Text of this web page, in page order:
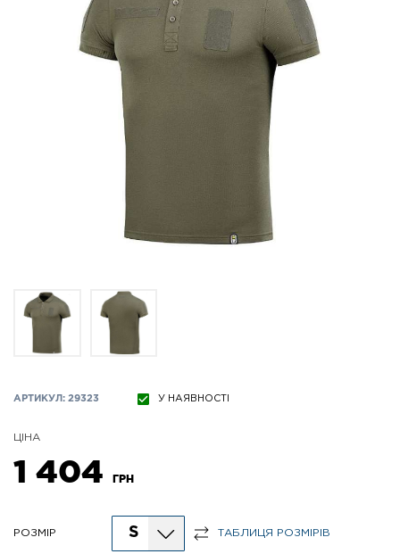
АРТИКУЛ: 29323 У НАЯВНОСТІ
ЦІНА
1 404 ГРН
РОЗМІР S ТАБЛИЦЯ РОЗМІРІВ